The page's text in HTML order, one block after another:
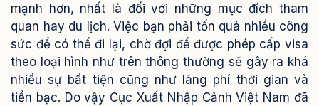
mạnh hơn, nhất là đối với những mục đích tham
quan hay du lịch. Việc bạn phải tốn quá nhiều công
sức để có thể đi lại, chờ đợi để được phép cấp visa
theo loại hình như trên thông thường sẽ gây ra khá
nhiều sự bất tiện cũng như lãng phí thời gian và
tiền bạc. Do vậy Cục Xuất Nhập Cảnh Việt Nam đã